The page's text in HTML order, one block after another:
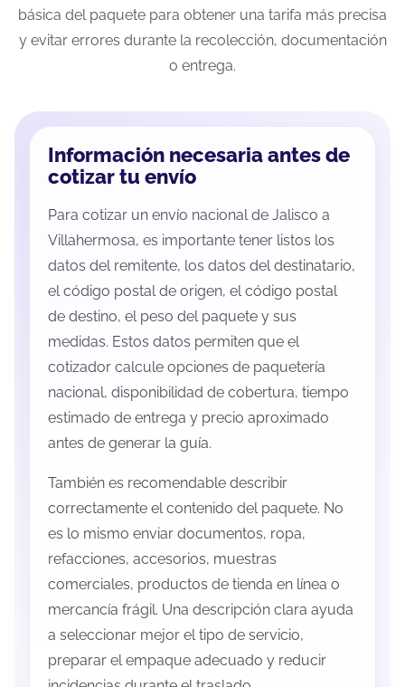
básica del paquete para obtener una tarifa más precisa
y evitar errores durante la recolección, documentación
o entrega.
Información necesaria antes de
cotizar tu envío
Para cotizar un envío nacional de Jalisco a
Villahermosa, es importante tener listos los
datos del remitente, los datos del destinatario,
el código postal de origen, el código postal
de destino, el peso del paquete y sus
medidas. Estos datos permiten que el
cotizador calcule opciones de paquetería
nacional, disponibilidad de cobertura, tiempo
estimado de entrega y precio aproximado
antes de generar la guía.
También es recomendable describir
correctamente el contenido del paquete. No
es lo mismo enviar documentos, ropa,
refacciones, accesorios, muestras
comerciales, productos de tienda en línea o
mercancía frágil. Una descripción clara ayuda
a seleccionar mejor el tipo de servicio,
preparar el empaque adecuado y reducir